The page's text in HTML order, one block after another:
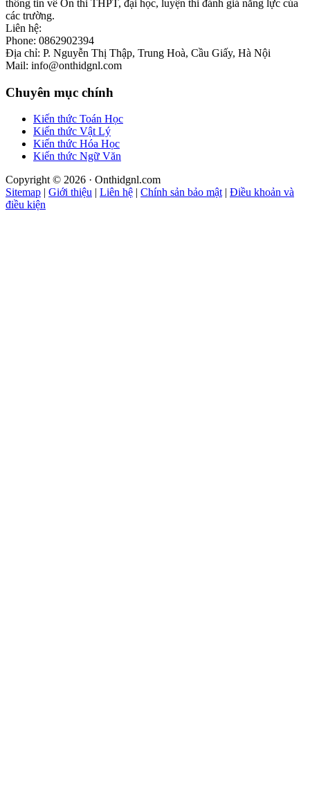
thông tin về Ôn thi THPT, đại học, luyện thi đánh giá năng lực của
các trường.
Liên hệ:
Phone: 0862902394
Địa chỉ: P. Nguyễn Thị Thập, Trung Hoà, Cầu Giấy, Hà Nội
Mail: info@onthidgnl.com
Chuyên mục chính
Kiến thức Toán Học
Kiến thức Vật Lý
Kiến thức Hóa Học
Kiến thức Ngữ Văn
Copyright © 2026 · Onthidgnl.com
Sitemap | Giới thiệu | Liên hệ | Chính sản bảo mật| Điều khoản và
điều kiện